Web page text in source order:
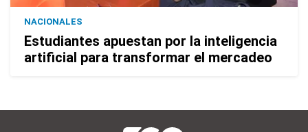
NACIONALES
Estudiantes apuestan por la inteligencia
artificial para transformar el mercadeo